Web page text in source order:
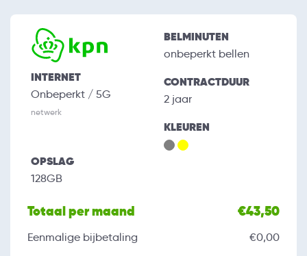
INTERNET
Onbeperkt / 5G
netwerk
BELMINUTEN
onbeperkt bellen
CONTRACTDUUR
2 jaar
KLEUREN
OPSLAG
128GB
Totaal per maand €43,50
Eenmalige bijbetaling €0,00